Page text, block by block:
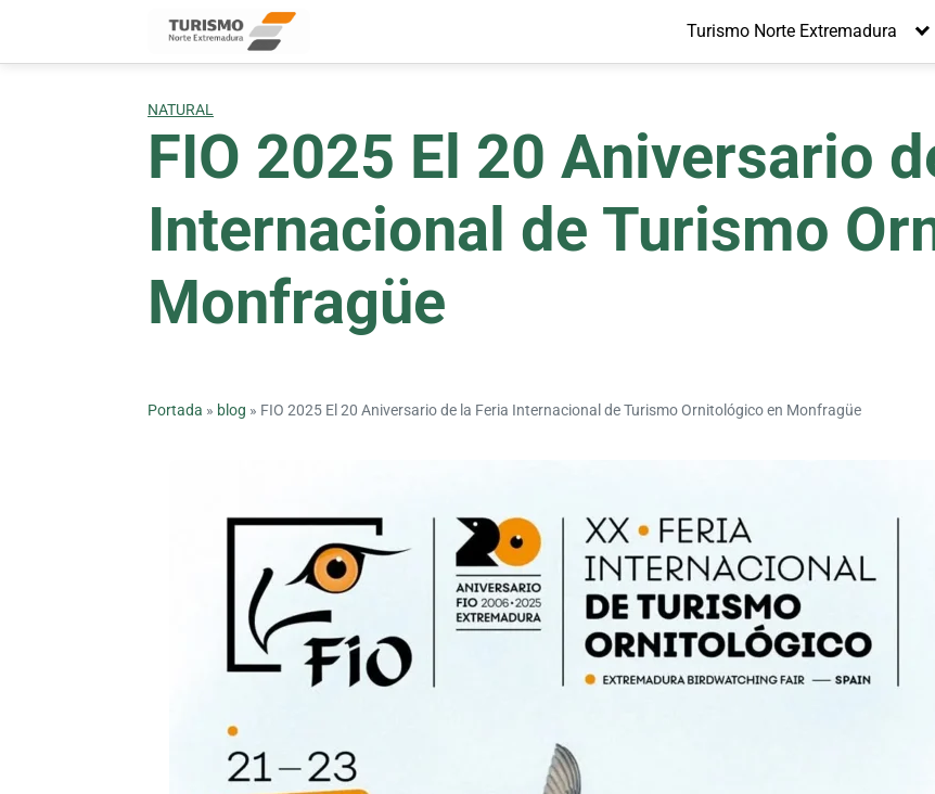
content
Turismo Norte Extremadura
NATURAL
FIO 2025 El 20 Aniversario
Internacional de Turismo
Monfragüe
Portada » blog » FIO 2025 El 20 Aniversario de la Feria Internacional de Turismo Ornitológico en Monfragüe